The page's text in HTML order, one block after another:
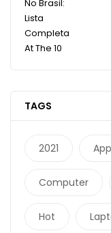
TAGS
2021
Computer
Hot